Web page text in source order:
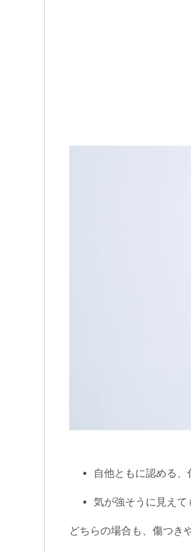
自他ともに認める
気が強そうに見えて
どちらの場合も、傷つき